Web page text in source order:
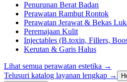
Penurunan Berat Badan
Perawatan Rambut Rontok
Perawatan Jerawat & Bekas
Peremajaan Kulit
Injectables (B.toxin, Fillers,
Kerutan & Garis Halus
Lihat semua perawatan estetika →
Telusuri katalog layanan lengkap →